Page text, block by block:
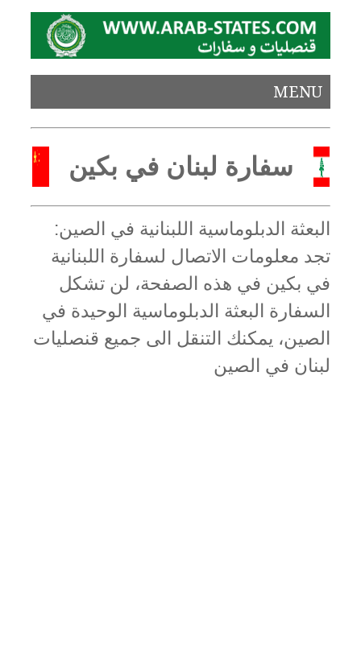
MENU
سفارة لبنان في بكين
البعثة الدبلوماسية اللبنانية في الصين:
تجد معلومات الاتصال لسفارة اللبنانية
في بكين في هذه الصفحة، لن تشكل
السفارة البعثة الدبلوماسية الوحيدة في
الصين، يمكنك التنقل الى جميع قنصليات
لبنان في الصين